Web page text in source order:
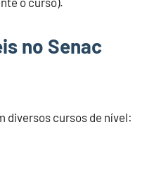
no Senac
diversos cursos de nível: